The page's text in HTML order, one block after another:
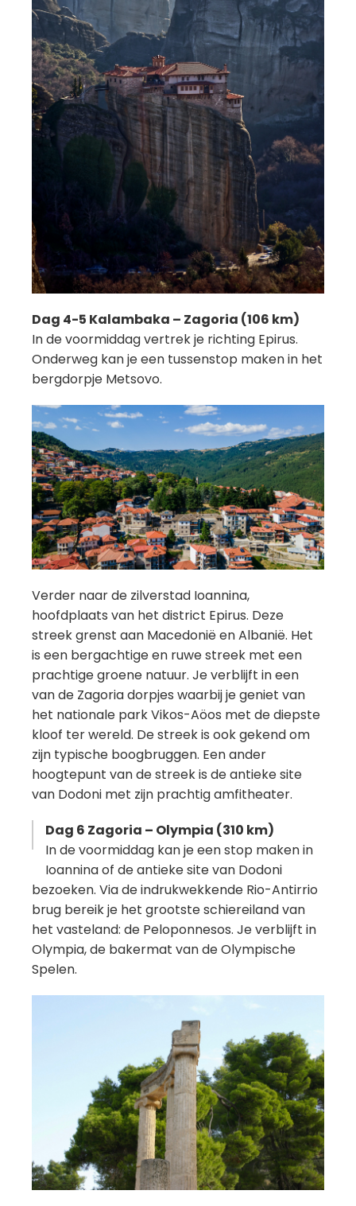
Dag 4-5 Kalambaka – Zagoria (106 km)
In de voormiddag vertrek je richting Epirus.
Onderweg kan je een tussenstop maken in het
bergdorpje Metsovo.
Verder naar de zilverstad Ioannina,
hoofdplaats van het district Epirus. Deze
streek grenst aan Macedonië en Albanië. Het
is een bergachtige en ruwe streek met een
prachtige groene natuur. Je verblijft in een
van de Zagoria dorpjes waarbij je geniet van
het nationale park Vikos-Aöos met de diepste
kloof ter wereld. De streek is ook gekend om
zijn typische boogbruggen. Een ander
hoogtepunt van de streek is de antieke site
van Dodoni met zijn prachtig amfitheater.
Dag 6 Zagoria – Olympia (310 km)
In de voormiddag kan je een stop maken in
Ioannina of de antieke site van Dodoni
bezoeken. Via de indrukwekkende Rio-Antirrio
brug bereik je het grootste schiereiland van
het vasteland: de Peloponnesos. Je verblijft in
Olympia, de bakermat van de Olympische
Spelen.